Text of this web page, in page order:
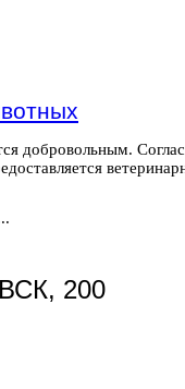
добровольным.
200